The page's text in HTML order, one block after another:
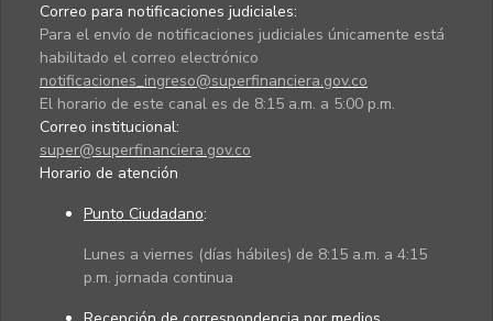
Correo para notificaciones judiciales:
Para el envío de notificaciones judiciales únicamente está
habilitado el correo electrónico
notificaciones_ingreso@superfinanciera.gov.co
El horario de este canal es de 8:15 a.m. a 5:00 p.m.
Correo institucional:
super@superfinanciera.gov.co
Horario de atención
Punto Ciudadano:
Lunes a viernes (días hábiles) de 8:15 a.m. a 4:15
p.m. jornada continua